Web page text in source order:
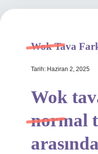
Hakkımızda
Wok Tava
Tarih: Haziran 2, 2025
Wok
normal